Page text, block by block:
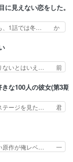
コミカルなのにも慣
ットの反乱は今と
祭とは関係… 平凡な
持ち合… 神アニ
、前夜の… フィーネ
いたが… 第４話を
… マジできな臭い
ふぃーねと町の様
見えない恋をした。
も、1話では冬… か
かけるも… 盲目だ
どう思… 今期のバ
メ。… 初デートで
冬月… 特に大きな事
… 3話までは主人公
火購入に浅草へ…
りないとはいえ… 前
された死… ミミの
拍子抜… 蘇生魔法
たら手… 蘇生魔法ヤ
んで… アニメオタク
ごめん、そういう
４話感想：その口
な100人の彼女(第3期)
ステージを見た… 君
のは人… 俺、みん
きき… アナウンス
のア… 恋太郎ファミ
！… ギャグギャグし
い原作が俺レベ… 一